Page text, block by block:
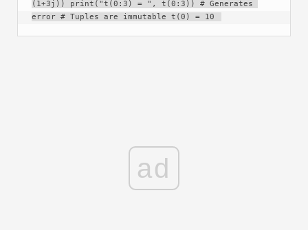
(1+3j)) print("t(0:3) = ", t(0:3)) # Generates
error # Tuples are immutable t(0) = 10
ad